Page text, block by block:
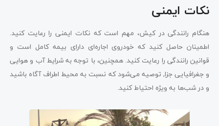
نکات ایمنی
هنگام رانندگی در کیش، مهم است که نکات ایمنی را رعایت کنید.
اطمینان حاصل کنید که خودروی اجاره‌ای دارای بیمه کامل است و
قوانین رانندگی را رعایت کنید. همچنین، با توجه به شرایط آب و هوایی
و جغرافیایی جزا, توصیه می‌شود که نسبت به محیط اطراف آگاه باشید
و در شب‌ها به ویژه احتیاط کنید.